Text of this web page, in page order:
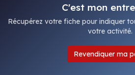
C'est mon
Récupérez votre fiche pour indiquer
votre activité.
Revendiquer ma